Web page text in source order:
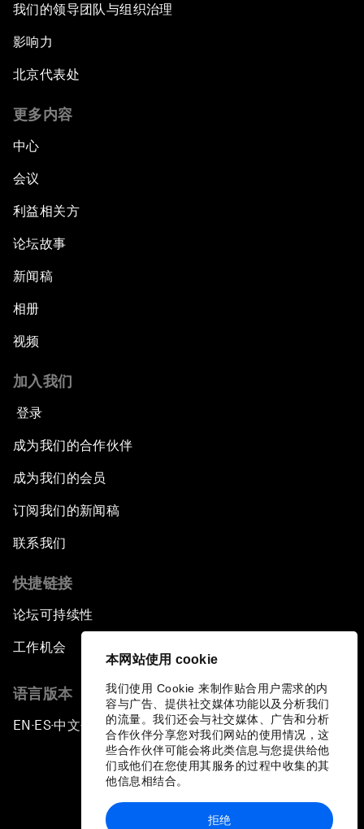
本网站使用 cookie
我们使用 Cookie 来制作贴合用户需求的内
容与广告、提供社交媒体功能以及分析我们
的流量。我们还会与社交媒体、广告和分析
合作伙伴分享您对我们网站的使用情况，这
些合作伙伴可能会将此类信息与您提供给他
们或他们在您使用其服务的过程中收集的其
他信息相结合。
拒绝
我们的领导团队与组织治理
影响力
北京代表处
更多内容
中心
会议
利益相关方
论坛故事
新闻稿
相册
视频
加入我们
登录
成为我们的合作伙伴
成为我们的会员
订阅我们的新闻稿
联系我们
快捷链接
论坛可持续性
工作机会
语言版本
EN ▪ES▪中文▪ 日本語